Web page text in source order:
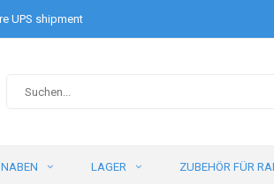
UPS shipment
NABEN LAGER ZUBEHÖR FÜR